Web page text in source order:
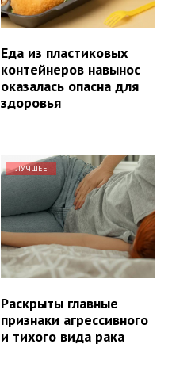
Еда из пластиковых
контейнеров навынос
оказалась опасна для
здоровья
ЛУЧШЕЕ
Раскрыты главные
признаки агрессивного
и тихого вида рака